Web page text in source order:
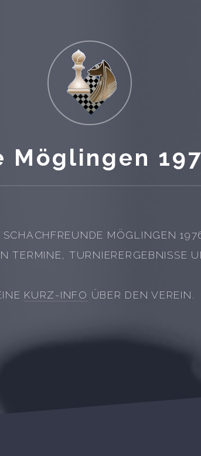
MÖGLINGEN
TERMINE, TURNIERERGEBNISSE
KURZ-INFO ÜBER DEN VEREIN.